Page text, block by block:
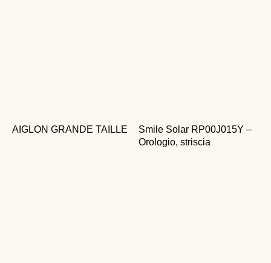
AIGLON GRANDE TAILLE
Smile Solar RP00J015Y –
Orologio, striscia